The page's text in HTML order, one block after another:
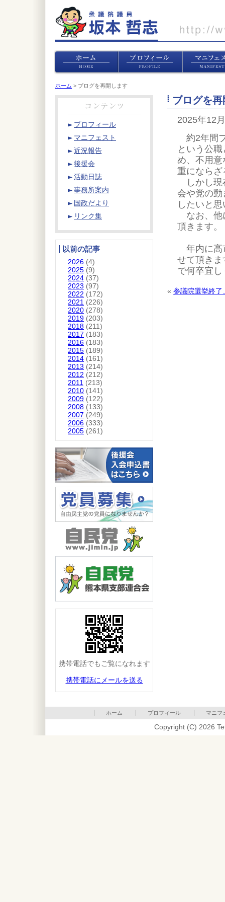
ホーム > ブログを再開します
プロフィール
マニフェスト
近況報告
後援会
活動日誌
事務所案内
国政だより
リンク集
以前の記事
2026 (4)
2025 (9)
2024 (37)
2023 (97)
2022 (172)
2021 (226)
2020 (278)
2019 (203)
2018 (211)
2017 (183)
2016 (183)
2015 (189)
2014 (161)
2013 (214)
2012 (212)
2011 (213)
2010 (141)
2009 (122)
2008 (133)
2007 (249)
2006 (333)
2005 (261)
携帯電話でもご覧になれます
携帯電話にメールを送る
ブログを
2025年12
約2年間
という公
め、不用
重になら
しかし現
会や党の
したいと
なお、他
頂きます。
年内に高
せて頂き
で何卒宜
« 参議院選挙終了
ホーム プロフィール マニフ
Copyright (C) 2026